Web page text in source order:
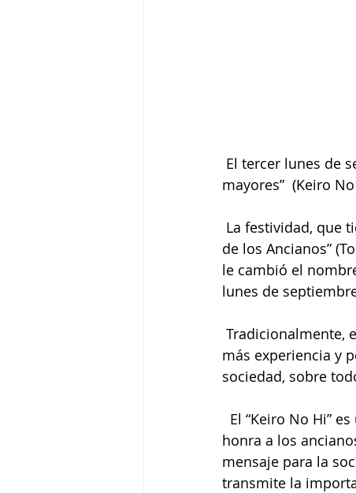
mayores”  (Keiro
de los Ancianos”
le cambió el
lunes de
más experiencia y
sociedad, sobre
honra a los
mensaje para la
transmite la